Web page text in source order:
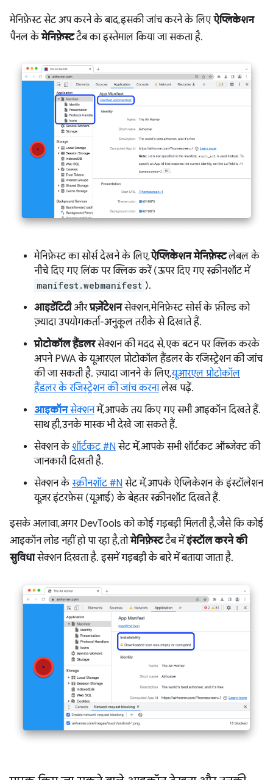
मेनिफ़ेस्ट सेट अप करने के बाद, इसकी जांच करने के लिएऐप्लिकेशन
पैनल केमेनिफ़ेस्टटैब का इस्तेमाल किया जा सकता है.
मेनिफ़ेस्ट का सोर्स देखने के लिए,ऐप्लिकेशन मेनिफ़ेस्टलेबल के
नीचे दिए गए लिंक पर क्लिक करें (ऊपर दिए गए स्क्रीनशॉट में
manifest.webmanifest ).
आइडेंटिटीऔरप्रज़ेंटेशनसेक्शन, मेनिफ़ेस्ट सोर्स के फ़ील्ड को
ज़्यादा उपयोगकर्ता-अनुकूल तरीके से दिखाते हैं.
प्रोटोकॉल हैंडलरसेक्शन की मदद से, एक बटन पर क्लिक करके
अपने PWA के यूआरएल प्रोटोकॉल हैंडलर के रजिस्ट्रेशन की जांच
की जा सकती है. ज़्यादा जानने के लिए,यूआरएल प्रोटोकॉल
हैंडलर के रजिस्ट्रेशन की जांच करनालेख पढ़ें.
आइकॉनसेक्शनमें, आपके तय किए गए सभी आइकॉन दिखते हैं.
साथ ही, उनके मास्क भी देखे जा सकते हैं.
सेक्शन केशॉर्टकट #N सेट में, आपके सभी शॉर्टकट ऑब्जेक्ट की
जानकारी दिखती है.
सेक्शन केस्क्रीनशॉट #N सेट में, आपके ऐप्लिकेशन के इंस्टॉलेशन
यूज़र इंटरफ़ेस (यूआई) के बेहतर स्क्रीनशॉट दिखते हैं.
इसके अलावा, अगर DevTools को कोई गड़बड़ी मिलती है, जैसे कि कोई
आइकॉन लोड नहीं हो पा रहा है, तोमेनिफ़ेस्टटैब मेंइंस्टॉल करने की
सुविधासेक्शन दिखता है. इसमें गड़बड़ी के बारे में बताया जाता है.